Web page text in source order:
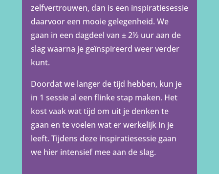
zelfvertrouwen, dan is een inspiratiesessie
daarvoor een mooie gelegenheid. We
gaan in een dagdeel van ± 2½ uur aan de
slag waarna je geïnspireerd weer verder
kunt.
Doordat we langer de tijd hebben, kun je
in 1 sessie al een flinke stap maken. Het
kost vaak wat tijd om uit je denken te
gaan en te voelen wat er werkelijk in je
leeft. Tijdens deze inspiratiesessie gaan
we hier intensief mee aan de slag.